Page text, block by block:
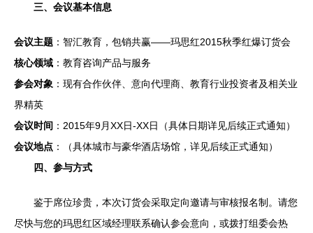
三、会议基本信息
会议主题 ：智汇教育，包销共赢——玛思红2015秋季红爆订货会
核心领域 ：教育咨询产品与服务
参会对象 ：现有合作伙伴、意向代理商、教育行业投资者及相关业
界精英
会议时间 ：2015年9月XX日-XX日（具体日期详见后续正式通知）
会议地点 ：（具体城市与豪华酒店场馆，详见后续正式通知）
四、参与方式
鉴于席位珍贵，本次订货会采取定向邀请与审核报名制。请您
尽快与您的玛思红区域经理联系确认参会意向，或拨打组委会热